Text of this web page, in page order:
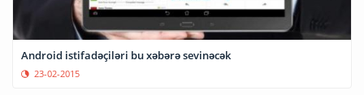
Android istifadəçiləri bu xəbərə sevinəcək
23-02-2015